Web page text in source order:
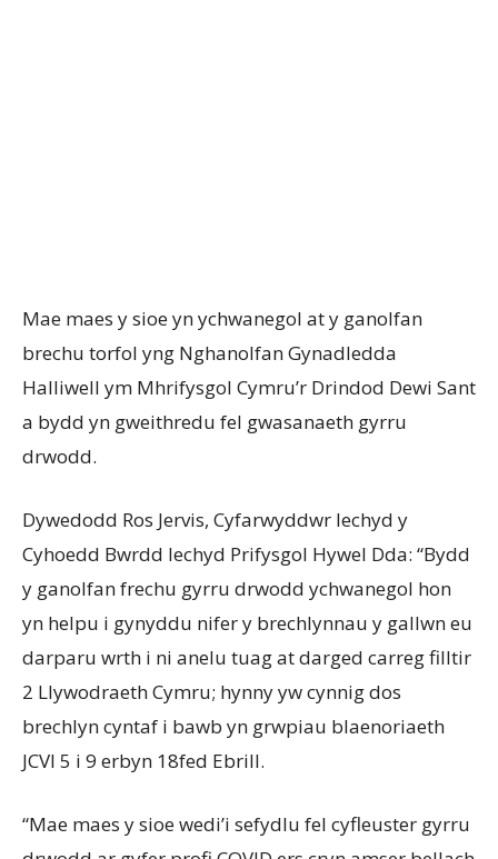
Mae maes y sioe yn ychwanegol at y ganolfan
brechu torfol yng Nghanolfan Gynadledda
Halliwell ym Mhrifysgol Cymru’r Drindod Dewi Sant
a bydd yn gweithredu fel gwasanaeth gyrru
drwodd.
Dywedodd Ros Jervis, Cyfarwyddwr Iechyd y
Cyhoedd Bwrdd Iechyd Prifysgol Hywel Dda: “Bydd
y ganolfan frechu gyrru drwodd ychwanegol hon
yn helpu i gynyddu nifer y brechlynnau y gallwn eu
darparu wrth i ni anelu tuag at darged carreg filltir
2 Llywodraeth Cymru; hynny yw cynnig dos
brechlyn cyntaf i bawb yn grwpiau blaenoriaeth
JCVI 5 i 9 erbyn 18fed Ebrill.
“Mae maes y sioe wedi’i sefydlu fel cyfleuster gyrru